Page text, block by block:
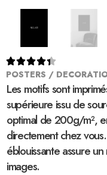

POSTERS /
Les motifs sont
supérieure issu de
optimal de 200g/m²,
directement chez
éblouissante assure
images.